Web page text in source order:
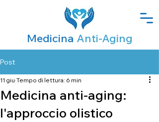
Medicina Anti-Aging
Post
Medicina anti-aging:
l'approccio olistico
11 giu Tempo di lettura: 6 min